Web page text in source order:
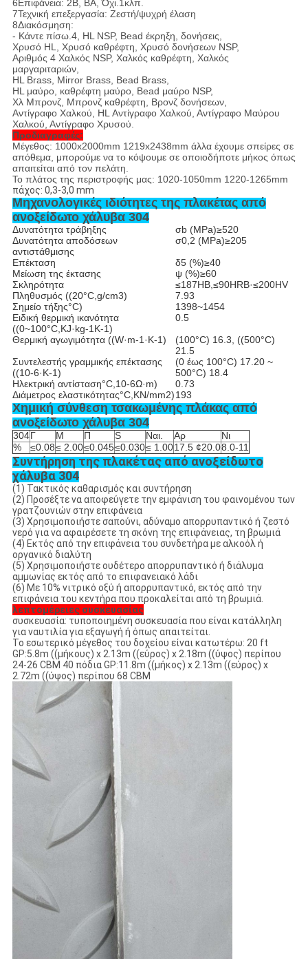
6Επιφάνεια: 2Β, ΒΑ, Όχι.1κλπ.
7Τεχνική επεξεργασία: Ζεστή/ψυχρή έλαση
8Διακόσμηση:
- Κάντε πίσω.4, HL NSP, Bead έκρηξη, δονήσεις,
Χρυσό HL, Χρυσό καθρέφτη, Χρυσό δονήσεων NSP,
Αριθμός 4 Χαλκός NSP, Χαλκός καθρέφτη, Χαλκός
μαργαριταριών,
HL Brass, Mirror Brass, Bead Brass,
HL μαύρο, καθρέφτη μαύρο, Bead μαύρο NSP,
Χλ Μπρονζ, Μπρονζ καθρέφτη, Βρονζ δονήσεων,
Αντίγραφο Χαλκού, HL Αντίγραφο Χαλκού, Αντίγραφο Μαύρου
Χαλκού, Αντίγραφο Χρυσού.
Προδιαγραφές:
Μέγεθος: 1000x2000mm 1219x2438mm άλλα έχουμε σπείρες σε
απόθεμα, μπορούμε να το κόψουμε σε οποιοδήποτε μήκος όπως
απαιτείται από τον πελάτη.
Το πλάτος της περιστροφής μας: 1020-1050mm 1220-1265mm
πάχος: 0,3-3,0 mm
Μηχανολογικές ιδιότητες της πλακέτας από
ανοξείδωτο χάλυβα 304
Δυνατότητα τράβηξης σb (MPa)≥520
Δυνατότητα αποδόσεων
αντιστάθμισης
σ0,2 (MPa)≥205
Επέκταση
δ5 (%)≥40
Μείωση της έκτασης
ψ (%)≥60
Σκληρότητα
≤187HB,≤90HRB·≤200HV
Πληθυσμός ((20°C,g/cm3)
7.93
Σημείο τήξης°C)
1398~1454
Ειδική θερμική ικανότητα
((0~100°C,KJ·kg-1K-1)
0.5
Θερμική αγωγιμότητα ((W·m-1·K-1)
(100°C) 16.3, ((500°C)
21.5
Συντελεστής γραμμικής επέκτασης
((10-6·K-1)
(0 έως 100°C) 17.20 ~
500°C) 18.4
Ηλεκτρική αντίσταση°C,10-6Ω·m)
0.73
Διάμετρος ελαστικότητας°C,KN/mm2)193
Χημική σύνθεση τσακωμένης πλάκας από
ανοξείδωτο χάλυβα 304
304Γ Μ Π S Ναι. Αρ
Νι
%
≤0.08≤ 2.00≤0.045≤0.030≤ 1.0017.5 ¢20.08.0-11
Συντήρηση της πλακέτας από ανοξείδωτο
χάλυβα 304
(1) Τακτικός καθαρισμός και συντήρηση
(2) Προσέξτε να αποφεύγετε την εμφάνιση του φαινομένου των
γρατζουνιών στην επιφάνεια
(3) Χρησιμοποιήστε σαπούνι, αδύναμο απορρυπαντικό ή ζεστό
νερό για να αφαιρέσετε τη σκόνη της επιφάνειας, τη βρωμιά
(4) Εκτός από την επιφάνεια του συνδετήρα με αλκοόλ ή
οργανικό διαλύτη
(5) Χρησιμοποιήστε ουδέτερο απορρυπαντικό ή διάλυμα
αμμωνίας εκτός από το επιφανειακό λάδι
(6) Με 10% νιτρικό οξύ ή απορρυπαντικό, εκτός από την
επιφάνεια του κεντήρα που προκαλείται από τη βρωμιά.
λεπτομέρειες συσκευασίας
συσκευασία: τυποποιημένη συσκευασία που είναι κατάλληλη
για ναυτιλία για εξαγωγή ή όπως απαιτείται.
Το εσωτερικό μέγεθος του δοχείου είναι κατωτέρω: 20 ft
GP:5.8m ((μήκους) x 2.13m ((εύρος) x 2.18m ((ύψος) περίπου
24-26 CBM 40 πόδια GP:11.8m ((μήκος) x 2.13m ((εύρος) x
2.72m ((ύψος) περίπου 68 CBM